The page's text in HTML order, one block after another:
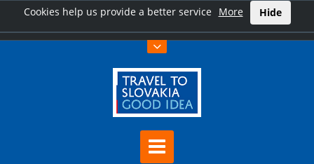
Cookies help us provide a better service More Hide